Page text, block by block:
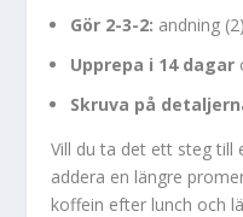
Gör 2-3-2: andning
Upprepa i 14 dagar
Skruva på
Vill du ta det ett steg till
addera en längre
koffein efter lunch och